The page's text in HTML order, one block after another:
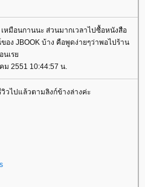
หมือนกานนะ ส่วนมากเวลาไปซื้อหนังสือ
ง JBOOK บ้าง คือพูดง่ายๆว่าพอไปร้าน
นเร
ม 2551 10:44:57 น.
วไปแล้วตามลิงก์ข้างล่างค่ะ